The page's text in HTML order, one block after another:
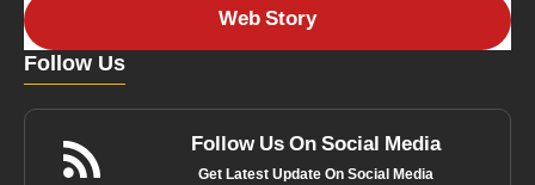
Web Story
Follow Us
Follow Us On Social Media
Get Latest Update On Social Media